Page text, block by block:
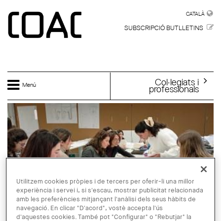
CATALÀ
SUBSCRIPCIÓ BUTLLETINS
Menú Col·legiats i
professionals
Utilitzem cookies pròpies i de tercers per oferir-li una millor
experiència i servei i, si s'escau, mostrar publicitat relacionada
amb les preferències mitjançant l'anàlisi dels seus hàbits de
navegació. En clicar "D'acord", vostè accepta l'ús
d'aquestes cookies. També pot "Configurar" o "Rebutjar" la